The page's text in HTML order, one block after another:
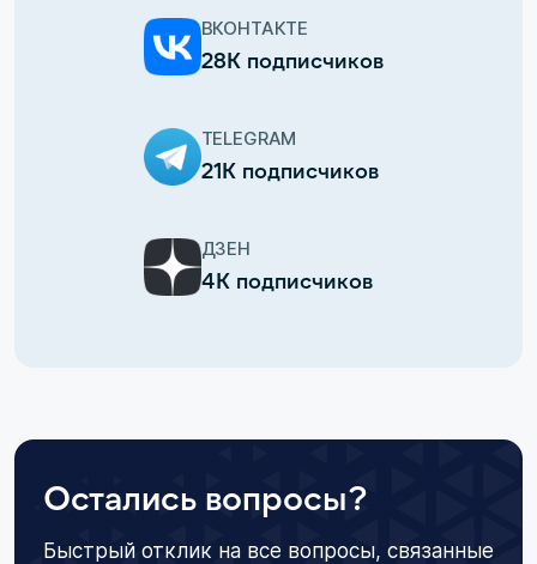
ВКОНТАКТЕ
28К подписчиков
TELEGRAM
21К подписчиков
ДЗЕН
4К подписчиков
Остались вопросы?
Быстрый отклик на все вопросы, связанные